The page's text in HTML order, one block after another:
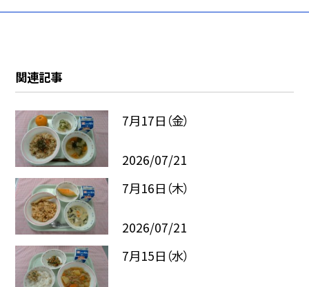
関連記事
7月17日（金）
2026/07/21
7月16日（木）
2026/07/21
7月15日（水）